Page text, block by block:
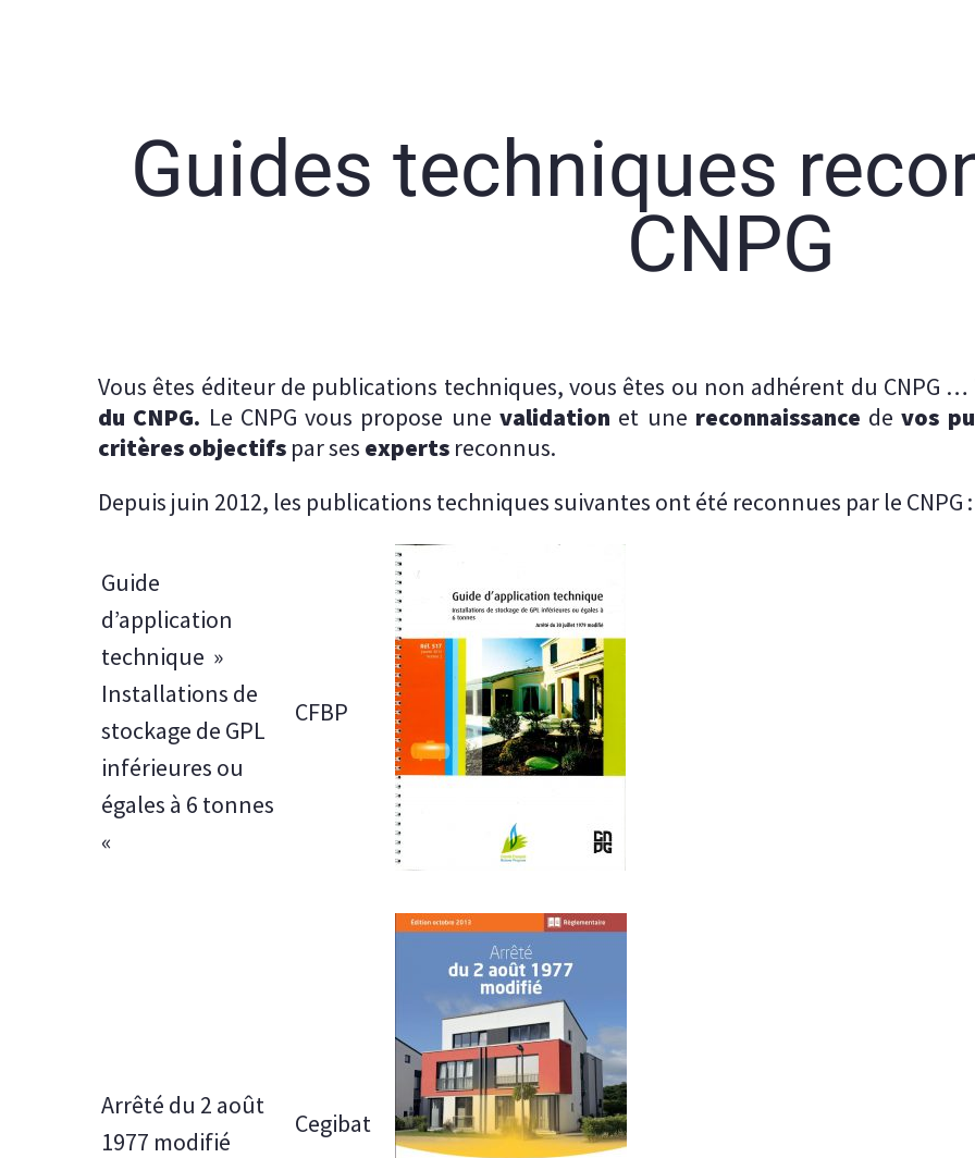
Guides techniques
CNPG
Vous êtes éditeur de publications techniques, vous êtes ou non adhérent du CNPG …
du CNPG. Le CNPG vous propose une validation et une reconnaissance devos
critères objectifs par ses experts reconnus.
Depuis juin 2012, les publications techniques suivantes ont été reconnues par le CNPG :
Guide
d’application
technique »
Installations de
stockage de GPL
inférieures ou
égales à 6 tonnes
«
CFBP
Arrêté du 2 août
1977 modifié
Cegibat